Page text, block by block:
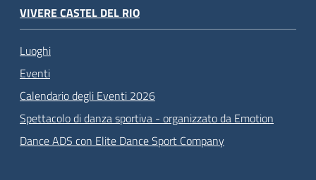
VIVERE CASTEL DEL RIO
Luoghi
Eventi
Calendario degli Eventi 2026
Spettacolo di danza sportiva - organizzato da Emotion
Dance ADS con Elite Dance Sport Company